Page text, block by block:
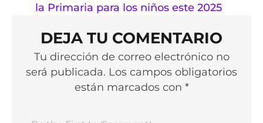
la Primaria para los niños este 2025
DEJA TU COMENTARIO
Tu dirección de correo electrónico no
será publicada. Los campos obligatorios
están marcados con *